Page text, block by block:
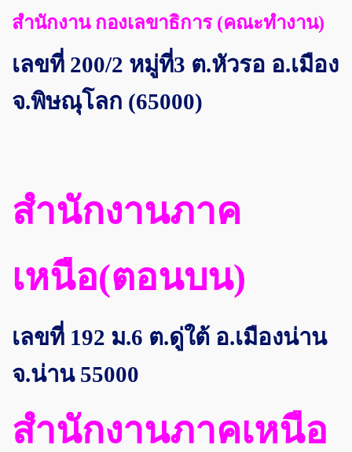
สำนักงาน กองเลขาธิการ (คณะทำงาน)
เลขที่ 200/2 หมู่ที่3 ต.หัวรอ อ.เมือง
จ.พิษณุโลก (65000)
สำนักงานภาค
เหนือ(ตอนบน)
เลขที่ 192 ม.6 ต.ดู่ใต้ อ.เมืองน่าน
จ.น่าน 55000
สำนักงานภาคเหนือ